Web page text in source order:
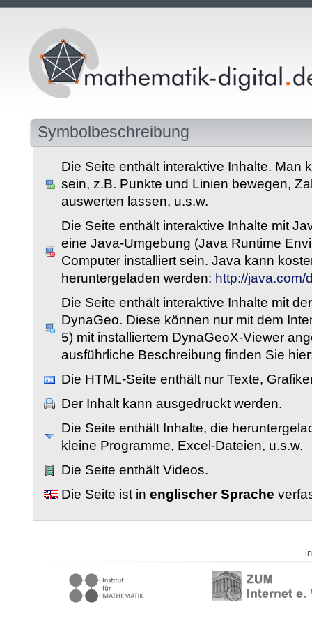
Symbolbeschreibung
Die Seite enthält interaktive Inhalte. Man
sein, z.B. Punkte und Linien bewegen,
auswerten lassen, u.s.w.
Die Seite enthält interaktive Inhalte mit
eine Java-Umgebung (Java Runtime
Computer installiert sein. Java kann
heruntergeladen werden: http://
Die Seite enthält interaktive Inhalte mit
DynaGeo. Diese können nur mit dem
5) mit installiertem DynaGeoX-Viewer
ausführliche Beschreibung finden Sie
Die HTML-Seite enthält nur Texte,
Der Inhalt kann ausgedruckt werden.
Die Seite enthält Inhalte, die
kleine Programme, Excel-Dateien, u.s.w.
Die Seite enthält Videos.
Die Seite ist in englischer Sprache